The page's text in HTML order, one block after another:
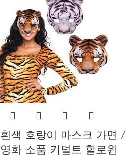
흰색 호랑이 마스크 가면 /
영화 소품 키덜트 할로윈